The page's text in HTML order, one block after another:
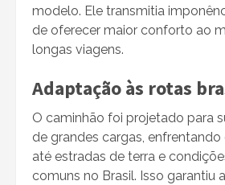
modelo. Ele transmitia
de oferecer maior conforto ao
longas viagens.
Adaptação às rotas
O caminhão foi projetado para
de grandes cargas,
até estradas de terra e
comuns no Brasil. Isso garantiu